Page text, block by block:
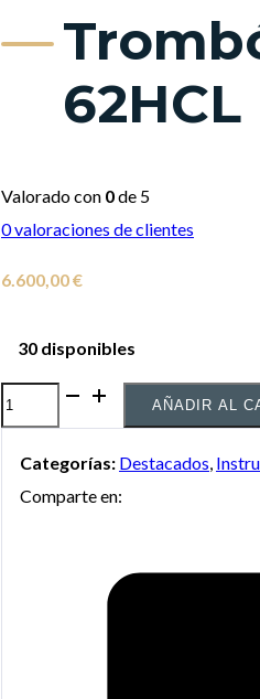
62HCL
Valorado con 0de 5
0valoraciones de clientes
6.600,00€
30 disponibles
Trombón
Bajo
Conn
62HCL
AÑADIR AL
Categorías: Destacados
Comparte en: